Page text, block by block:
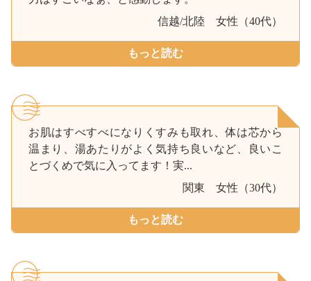
信越/北陸
女性（40代）
もっと読む
お肌はすべすべになりくすみも取れ、体は芯から
温まり、湯あたりがよく気持ち良いなど、良いこ
とづくめで気に入ってます！実...
関東
女性（30代）
もっと読む